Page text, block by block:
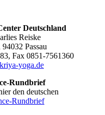
Deutschland
Reiske
Passau
Fax 0851-7561360
yoga.de
Rundbrief
den deutschen
Rundbrief